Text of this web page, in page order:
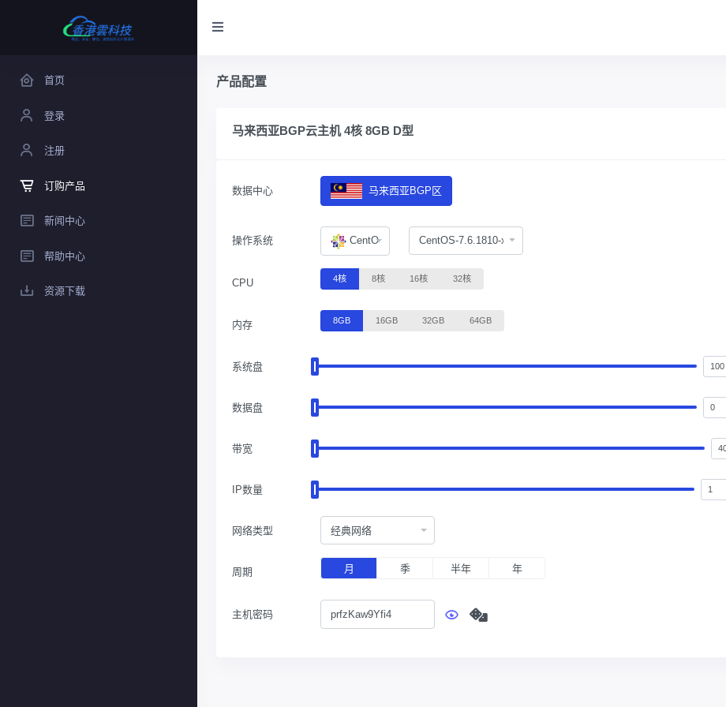
首页
登录
注册
订购产品
新闻中心
帮助中心
资源下载
产品配置
马来西亚BGP云主机 4核 8GB D型
数据中心 马来西亚BGP区
操作系统 CentOS
CPU 4核 8核 16核 32核
内存 8GB 16GB 32GB 64GB
系统盘
数据盘
带宽
IP数量
网络类型 经典网络
周期 月 季 半年 年
主机密码